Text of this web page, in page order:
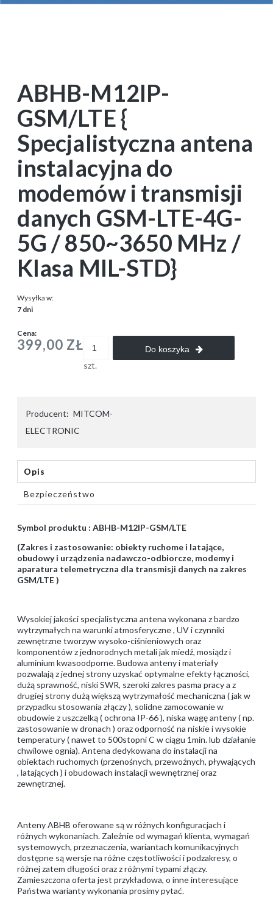
ABHB-M12IP-
GSM/LTE {
Specjalistyczna antena
instalacyjna do
modemów i transmisji
danych GSM-LTE-4G-
5G / 850~3650 MHz /
Klasa MIL-STD}
Wysyłka w:
7 dni
Cena:
399,00 ZŁ
szt.
Do koszyka
Producent: MITCOM-
ELECTRONIC
Opis
Bezpieczeństwo
Symbol produktu : ABHB-M12IP-GSM/LTE
(Zakres i zastosowanie: obiekty ruchome i latające,
obudowy i urządzenia nadawczo-odbiorcze, modemy i
aparatura telemetryczna dla transmisji danych na zakres
GSM/LTE )
Wysokiej jakości specjalistyczna antena wykonana z bardzo
wytrzymałych na warunki atmosferyczne , UV i czynniki
zewnętrzne tworzyw wysoko-ciśnieniowych oraz
komponentów z jednorodnych metali jak miedź, mosiądz i
aluminium kwasoodporne. Budowa anteny i materiały
pozwalają z jednej strony uzyskać optymalne efekty łączności,
dużą sprawność, niski SWR, szeroki zakres pasma pracy a z
drugiej strony dużą większą wytrzymałość mechaniczna ( jak w
przypadku stosowania złączy ), solidne zamocowanie w
obudowie z uszczelką ( ochrona IP-66 ), niska wagę anteny ( np.
zastosowanie w dronach ) oraz odporność na niskie i wysokie
temperatury ( nawet to 500stopni C w ciągu 1min. lub działanie
chwilowe ognia). Antena dedykowana do instalacji na
obiektach ruchomych (przenośnych, przewoźnych, pływających
, latających ) i obudowach instalacji wewnętrznej oraz
zewnętrznej.
Anteny ABHB oferowane są w różnych konfiguracjach i
różnych wykonaniach. Zależnie od wymagań klienta, wymagań
systemowych, przeznaczenia, wariantach komunikacyjnych
dostępne są wersje na różne częstotliwości i podzakresy, o
różnej zatem długości oraz z różnymi typami złączy.
Zamieszczona oferta jest przykładowa, o inne interesujące
Państwa warianty wykonania prosimy pytać.